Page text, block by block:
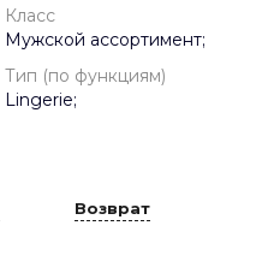
Класс
Мужской ассортимент;
Тип (по функциям)
Lingerie;
Возврат